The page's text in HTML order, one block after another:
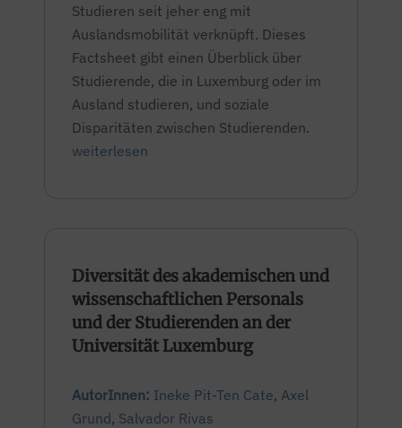
Studieren seit jeher eng mit
Auslandsmobilität verknüpft. Dieses
Factsheet gibt einen Überblick über
Studierende, die in Luxemburg oder im
Ausland studieren, und soziale
Disparitäten zwischen Studierenden.
weiterlesen
Diversität des akademischen und
wissenschaftlichen Personals
und der Studierenden an der
Universität Luxemburg
AutorInnen: Ineke Pit-Ten Cate, Axel
Grund, Salvador Rivas